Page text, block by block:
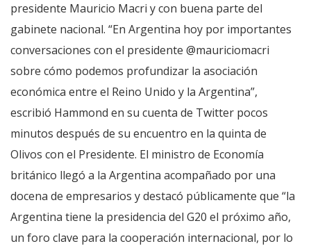
presidente Mauricio Macri y con buena parte del
gabinete nacional. “En Argentina hoy por importantes
conversaciones con el presidente @mauriciomacri
sobre cómo podemos profundizar la asociación
económica entre el Reino Unido y la Argentina”,
escribió Hammond en su cuenta de Twitter pocos
minutos después de su encuentro en la quinta de
Olivos con el Presidente. El ministro de Economía
británico llegó a la Argentina acompañado por una
docena de empresarios y destacó públicamente que “la
Argentina tiene la presidencia del G20 el próximo año,
un foro clave para la cooperación internacional, por lo